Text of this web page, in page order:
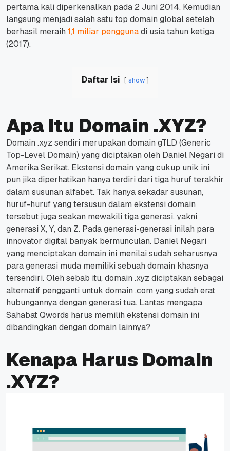
pertama kali diperkenalkan pada 2 Juni 2014. Kemudian
langsung menjadi salah satu top domain global setelah
berhasil meraih 1,1 miliar penggunadi usia tahun ketiga
(2017).
Daftar Isi show
Apa Itu Domain .XYZ?
Domain .xyz sendiri merupakan domain gTLD (Generic
Top-Level Domain) yang diciptakan oleh Daniel Negari di
Amerika Serikat. Ekstensi domain yang cukup unik ini
pun jika diperhatikan hanya terdiri dari tiga huruf terakhir
dalam susunan alfabet. Tak hanya sekadar susunan,
huruf-huruf yang tersusun dalam ekstensi domain
tersebut juga seakan mewakili tiga generasi, yakni
generasi X, Y, dan Z. Pada generasi-generasi inilah para
innovator digital banyak bermunculan. Daniel Negari
yang menciptakan domain ini menilai sudah seharusnya
para generasi muda memiliki sebuah domain khasnya
tersendiri. Oleh sebab itu, domain .xyz diciptakan sebagai
alternatif pengganti untuk domain .com yang sudah erat
hubungannya dengan generasi tua. Lantas mengapa
Sahabat Qwords harus memilih ekstensi domain ini
dibandingkan dengan domain lainnya?
Kenapa Harus Domain
.XYZ?